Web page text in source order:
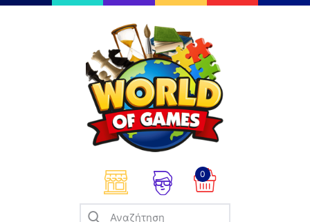
0
Επιτραπέζια
Παζλ
Παιχνίδια Καρτών
Σπαζοκεφαλιές
Κατασκευές
Καλλιτεχνικά
Μοντελισμός